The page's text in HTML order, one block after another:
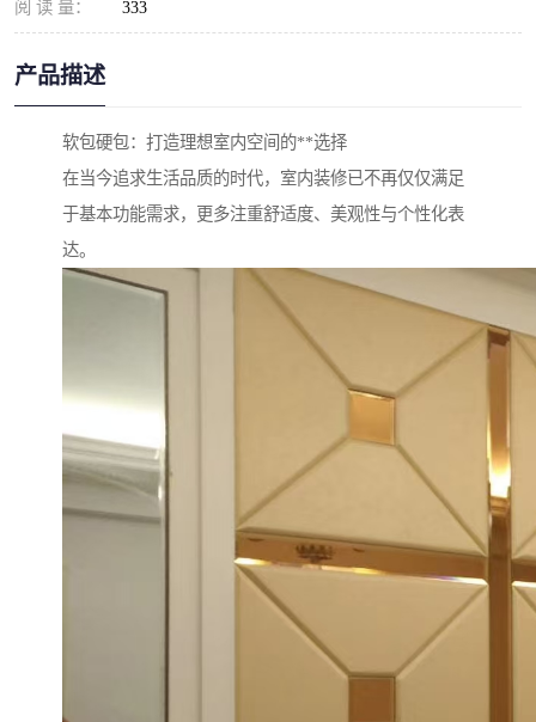
阅 读 量： 333
产品描述
软包硬包：打造理想室内空间的**选择
在当今追求生活品质的时代，室内装修已不再仅仅满足
于基本功能需求，更多注重舒适度、美观性与个性化表
达。